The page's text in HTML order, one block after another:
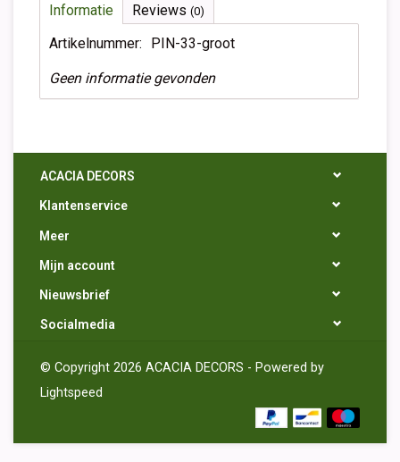
Informatie Reviews (0)
Artikelnummer: PIN-33-groot
Geen informatie gevonden
ACACIA DECORS
Klantenservice
Meer
Mijn account
Nieuwsbrief
Socialmedia
© Copyright 2026 ACACIA DECORS - Powered by
Lightspeed